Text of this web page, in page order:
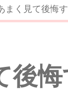
まく見て後悔
後